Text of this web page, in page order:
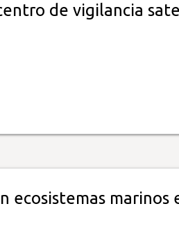
de vigilancia
ecosistemas marinos